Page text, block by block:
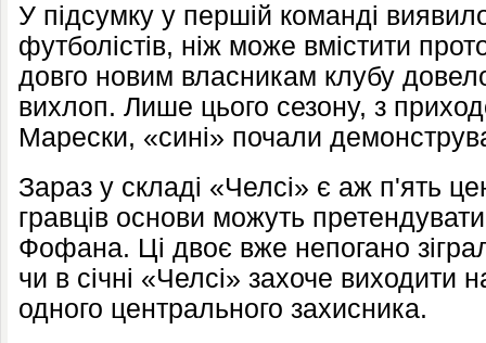
У підсумку у першій команді
футболістів, ніж може вмістити
довго новим власникам клубу
вихлоп. Лише цього сезону, з
Марески, «сині» почали
Зараз у складі «Челсі» є аж п'ять
гравців основи можуть
Фофана. Ці двоє вже непогано
чи в січні «Челсі» захоче
одного центрального захисника.